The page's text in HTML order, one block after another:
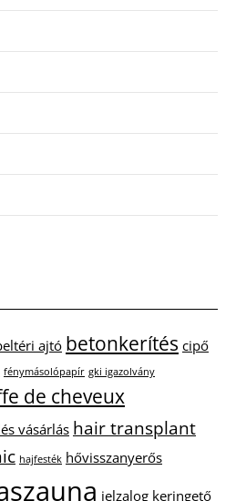
ajtó betonkerítés cipő
fénymásolópapír gki igazolvány
de cheveux
vásárlás hair transplant
hajfesték hővisszanyerős
jelzalog keringető